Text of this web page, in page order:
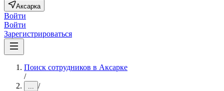
Аксарка
Войти
Войти
Зарегистрироваться
Поиск сотрудников в Аксарке
/
... /